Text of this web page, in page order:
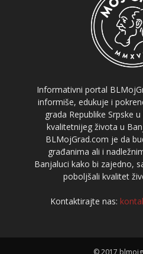
Informativni portal
informiše, edukuje i
grada Republike Srpske
kvalitetnijeg života u
BLMojGrad.com je da
građanima ali i
Banjaluci kako bi zajedno,
poboljšali kvalitet
Kontaktirajte nas:
© 2017